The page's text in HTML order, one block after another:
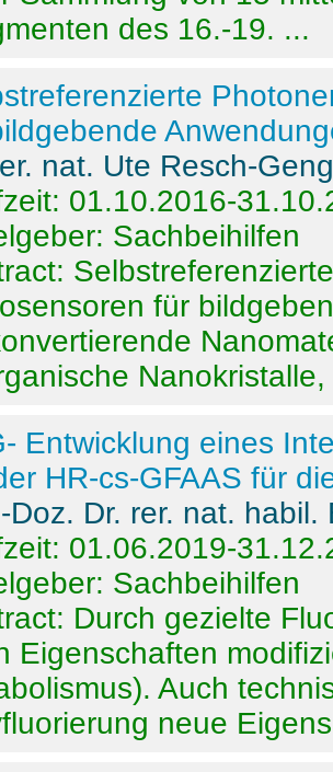
des 16.-19. ...
nat. Ute Resch-
01.10.2016-
Sachbeihilfen
für
Entwicklung eines
HR-cs-GFAAS für
Doz. Dr. rer. nat.
01.06.2019-
Sachbeihilfen
Durch gezielte
Eigenschaften
Auch
neue